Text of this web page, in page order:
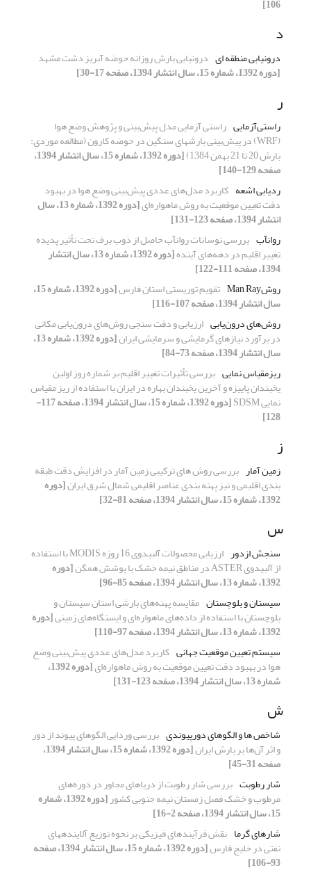
106]
د
درونیابی­ منطقه­ ای درونیابی بارش روزانه حوضه آبریز دشت مشهد
[دوره 1392، شماره 15، سال انتشار 1394، صفحه 17-30]
ر
راستی‌آزمایی راستی آزمایی مدل پیش‌بینی و پژوهش وضع هوا
(WRF) در پیش‌بینی بارشهای سنگین در حوضه کارون (مطالعه موردی:
بارش 20 تا 21 بهمن 1384) [دوره 1392، شماره 15، سال انتشار 1394،
صفحه 129-140]
ردیابی اشعه کاربرد مدل‌های عددی پیش‌بینی وضع هوا در بهبود
دقت تعیین موقعیت به روش ماهواره‌ای [دوره 1392، شماره 13، سال
انتشار 1394، صفحه 123-131]
روانآب بررسی نوسانات روانآب حاصل از ذوب برف تحت تأثیر پدیده
تغییر اقلیم در دهه‌های آینده [دوره 1392، شماره 13، سال انتشار
1394، صفحه 111-122]
روشMan Ray
تقویم توریستی استان فارس [دوره 1392، شماره 15،
سال انتشار 1394، صفحه 107-116]
روش‌های درون‌یابی ارزیابی و دقت سنجی روش‌های درون‌یابی مکانی
در برآورد نیازهای گرمایشی و سرمایشی ایران [دوره 1392، شماره 13،
سال انتشار 1394، صفحه 73-84]
ریزمقیاس نمایی بررسی ﺗﺄثیرات تغییر اقلیم بر شماره روز اولین
یخبندان پاییزه و آخرین یخبندان بهاره در ایران با استفاده از ریز مقیاس
نمایی SDSM [دوره 1392، شماره 15، سال انتشار 1394، صفحه 117-
128]
ز
زمین آمار بررسی روش های ترکیبی زمین آمار در افزایش دقت طبقه
بندی اقلیمی و نیز پهنه بندی عناصر اقلیمی شمال شرق ایران[دوره
1392، شماره 15، سال انتشار 1394، صفحه 81-32]
س
سنجش ازدور ارزیابی محصولات آلبیدوی 16 روزه MODIS با استفاده
از آلبیدوی ASTER در مناطق نیمه خشک با پوشش همگن [دوره
1392، شماره 13، سال انتشار 1394، صفحه 85-96]
سیستان و بلوچستان مقایسه پهنه‌های بارشی استان سیستان و
بلوچستان با استفاده از داده‌های ماهواره‌ای و ایستگاه‌های زمینی[دوره
1392، شماره 13، سال انتشار 1394، صفحه 97-110]
سیستم تعیین موقعیت جهانی کاربرد مدل‌های عددی پیش‌بینی وضع
هوا در بهبود دقت تعیین موقعیت به روش ماهواره‌ای [دوره 1392،
شماره 13، سال انتشار 1394، صفحه 123-131]
ش
شاخص ها و الگوهای دورپیوندی بررسی وردایی الگوهای پیوند از دور
و اثر آن‌ها بر بارش ایران [دوره 1392، شماره 15، سال انتشار 1394،
صفحه 31-45]
شار رطوبت بررسی شار رطوبت از دریاهای مجاور در دوره‌های
مرطوب و خشک فصل زمستان نیمه جنوبی کشور [دوره 1392، شماره
15، سال انتشار 1394، صفحه 2-16]
شارهای گرما نقش فرآیندهای فیزیکی بر نحوه توزیع آلاینده‏های
نفتی در خلیج فارس [دوره 1392، شماره 15، سال انتشار 1394، صفحه
93-106]